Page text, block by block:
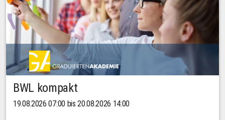
BWL kompakt
19.08.2026 07:00 bis 20.08.2026 14:00